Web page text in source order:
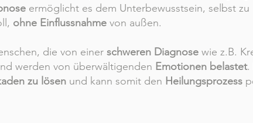
ermöglicht es dem Unterbewusstsein, selbst zu
ohne Einflussnahme von außen.
die von einer schweren Diagnose wie z.B.
werden von überwältigenden Emotionen belastet.
zu lösen und kann somit den Heilungsprozess